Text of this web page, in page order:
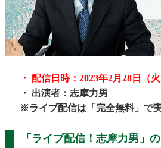
・ 配信日時：2023年2月28日（
・ 出演者：志摩力男
※ライブ配信は「完全無料」で
「ライブ配信！志摩力男」